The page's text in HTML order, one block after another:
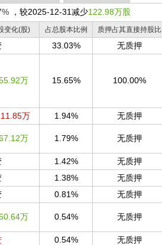
，较2025-12-31减少122.98万股
变化(股) 占总股本比例 质押占其直接持股比
33.03% 无质押
万 15.65% 100.00%
万 1.94% 无质押
万 1.79% 无质押
1.42% 无质押
1.38% 无质押
0.81% 无质押
万 0.54% 无质押
0.54% 无质押